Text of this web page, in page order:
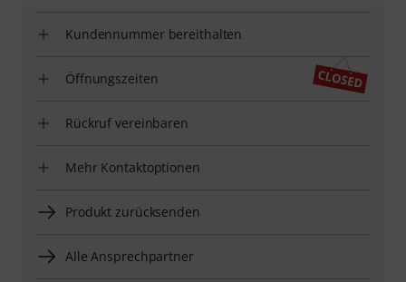
Kundennummer bereithalten
Öffnungszeiten
Rückruf vereinbaren
Mehr Kontaktoptionen
Produkt zurücksenden
Alle Ansprechpartner